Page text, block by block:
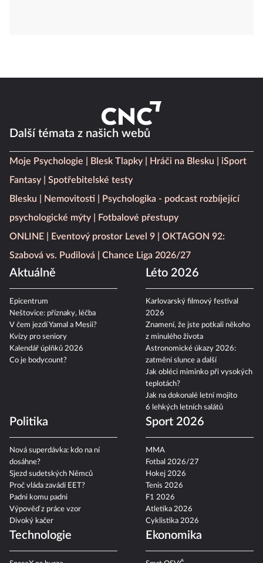
Další témata z našich webů
Moje Psychologie Blesk Tlapky Hráči na Blesku
iSport
Fantasy
Spotřebitelské testy
Blesku
Nemovitosti
Psychologika - podcast rozbíjející
psychologické mýty
Fotbalové přestupy
ONLINE
Eventový prostor Level 9
OKTAGON 92:
Szabová vs. Pudilová
Chance Liga 2026/27
Aktuálně
Epicentrum
Neštovice: příznaky, léčba
V čem jezdí Yamal a Mesii?
Kvízy pro seniory
Kalendář úplňků 2026
Co je bodycount?
Léto 2026
Karlovarský filmový festival
2026
Znamení, že jste potkali někoho
z minulého života
Astronomické úkazy 2026:
zatmění slunce a další
Jak obléci miminko při vysokých
teplotách?
Jak na dokonalé letní mojito
6 lehkých letních salátů
Politika
Nová superdávka: kdo na ní
dosáhne?
Sjezd sudetských Němců
Proč vláda zavádí EET?
Padni komu padni
Výpověď z práce vzor
Divoký kačer
Sport 2026
MMA
Fotbal 2026/27
Hokej 2026
Tenis 2026
F1 2026
Atletika 2026
Cyklistika 2026
Technologie Ekonomika